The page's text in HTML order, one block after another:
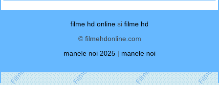
filme hd online si filme hd
© filmehdonline.com
manele noi 2025 | manele noi